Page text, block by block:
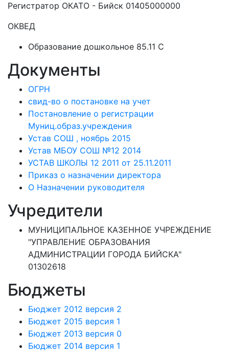
Регистратор ОКАТО - Бийск 01405000000
ОКВЕД
Образование дошкольное 85.11 C
Документы
ОГРН
свид-во о постановке на учет
Постановление о регистрации
Муниц.образ.учреждения
Устав СОШ , ноябрь 2015
Устав МБОУ СОШ №12 2014
УСТАВ ШКОЛЫ 12 2011 от 25.11.2011
Приказ о назначении директора
О Назначении руководителя
Учредители
МУНИЦИПАЛЬНОЕ КАЗЕННОЕ УЧРЕЖДЕНИЕ
"УПРАВЛЕНИЕ ОБРАЗОВАНИЯ
АДМИНИСТРАЦИИ ГОРОДА БИЙСКА"
01302618
Бюджеты
Бюджет 2012 версия 2
Бюджет 2015 версия 1
Бюджет 2013 версия 0
Бюджет 2014 версия 1